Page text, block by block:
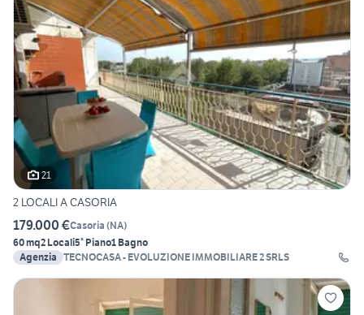
21
2 LOCALI A CASORIA
179.000 €Casoria (NA)
60 mq2 Locali5° Piano1 Bagno
Agenzia TECNOCASA - EVOLUZIONE IMMOBILIARE 2 SRLS